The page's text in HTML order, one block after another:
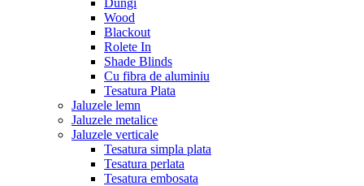
Dungi
Wood
Blackout
Rolete In
Shade Blinds
Cu fibra de aluminiu
Tesatura Plata
Jaluzele lemn
Jaluzele metalice
Jaluzele verticale
Tesatura simpla plata
Tesatura perlata
Tesatura embosata